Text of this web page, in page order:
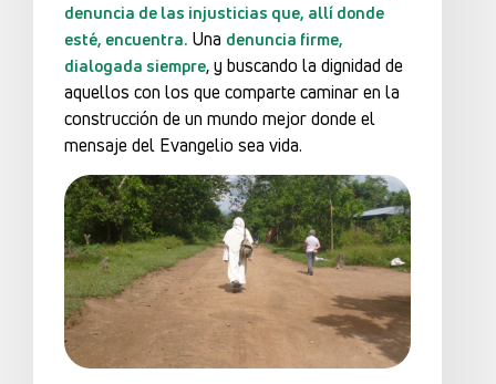
denuncia de las injusticias que, allí donde
esté, encuentra. Una denuncia firme,
dialogada siempre, y buscando la dignidad de
aquellos con los que comparte caminar en la
construcción de un mundo mejor donde el
mensaje del Evangelio sea vida.